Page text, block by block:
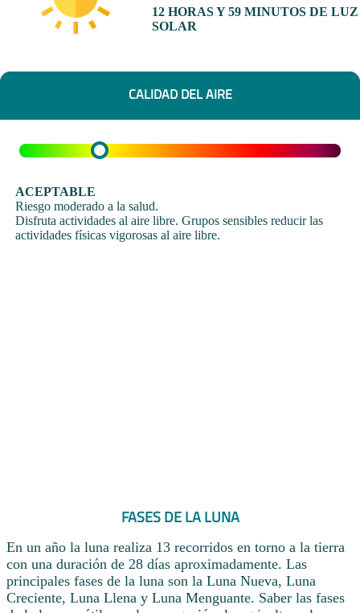
12 HORAS Y 59 MINUTOS DE LUZ
SOLAR
CALIDAD DEL AIRE
ACEPTABLE
Riesgo moderado a la salud.
Disfruta actividades al aire libre. Grupos sensibles reducir las
actividades físicas vigorosas al aire libre.
FASES DE LA LUNA
En un año la luna realiza 13 recorridos en torno a la tierra
con una duración de 28 días aproximadamente. Las
principales fases de la luna son la Luna Nueva, Luna
Creciente, Luna Llena y Luna Menguante. Saber las fases